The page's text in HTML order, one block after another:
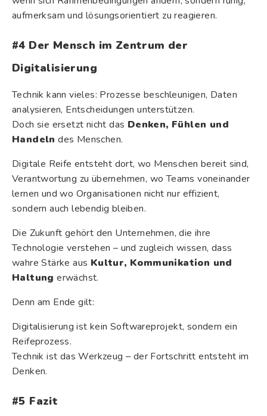
aufmerksam und lösungsorientiert zu reagieren.
#4 Der Mensch im Zentrum der
Digitalisierung
Technik kann vieles: Prozesse beschleunigen, Daten
analysieren, Entscheidungen unterstützen.
Doch sie ersetzt nicht das Denken, Fühlen und
Handeln des Menschen.
Digitale Reife entsteht dort, wo Menschen bereit sind,
Verantwortung zu übernehmen, wo Teams voneinander
lernen und wo Organisationen nicht nur effizient,
sondern auch lebendig bleiben.
Die Zukunft gehört den Unternehmen, die ihre
Technologie verstehen – und zugleich wissen, dass
wahre Stärke aus Kultur, Kommunikation und
Haltung erwächst.
Denn am Ende gilt:
Digitalisierung ist kein Softwareprojekt, sondern ein
Reifeprozess.
Technik ist das Werkzeug – der Fortschritt entsteht im
Denken.
#5 Fazit